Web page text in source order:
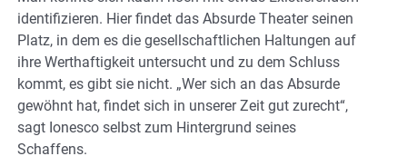
identifizieren. Hier findet das Absurde Theater seinen
Platz, in dem es die gesellschaftlichen Haltungen auf
ihre Werthaftigkeit untersucht und zu dem Schluss
kommt, es gibt sie nicht. „Wer sich an das Absurde
gewöhnt hat, findet sich in unserer Zeit gut zurecht“,
sagt Ionesco selbst zum Hintergrund seines
Schaffens.